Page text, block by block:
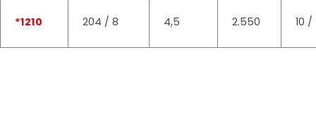
*1210 204 / 8 4,5 2.550 10